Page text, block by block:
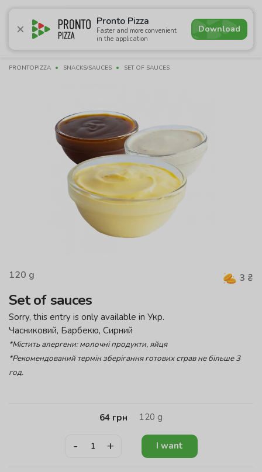
Pronto Pizza
Faster and more convenient
in the application
Download
4.8
Promotions Pizza Sushi Сombo Menu
PRONTOPIZZA SNACKS/SAUCES SET OF SAUCES
120 g 3 ₴
Set of sauces
Sorry, this entry is only available in Укр.
Часниковий, Барбекю, Сирний
*Містить алергени: молочні продукти, яйця
*Рекомендований термін зберігання готових страв не більше 3
год.
64 грн 120 g
- + I want